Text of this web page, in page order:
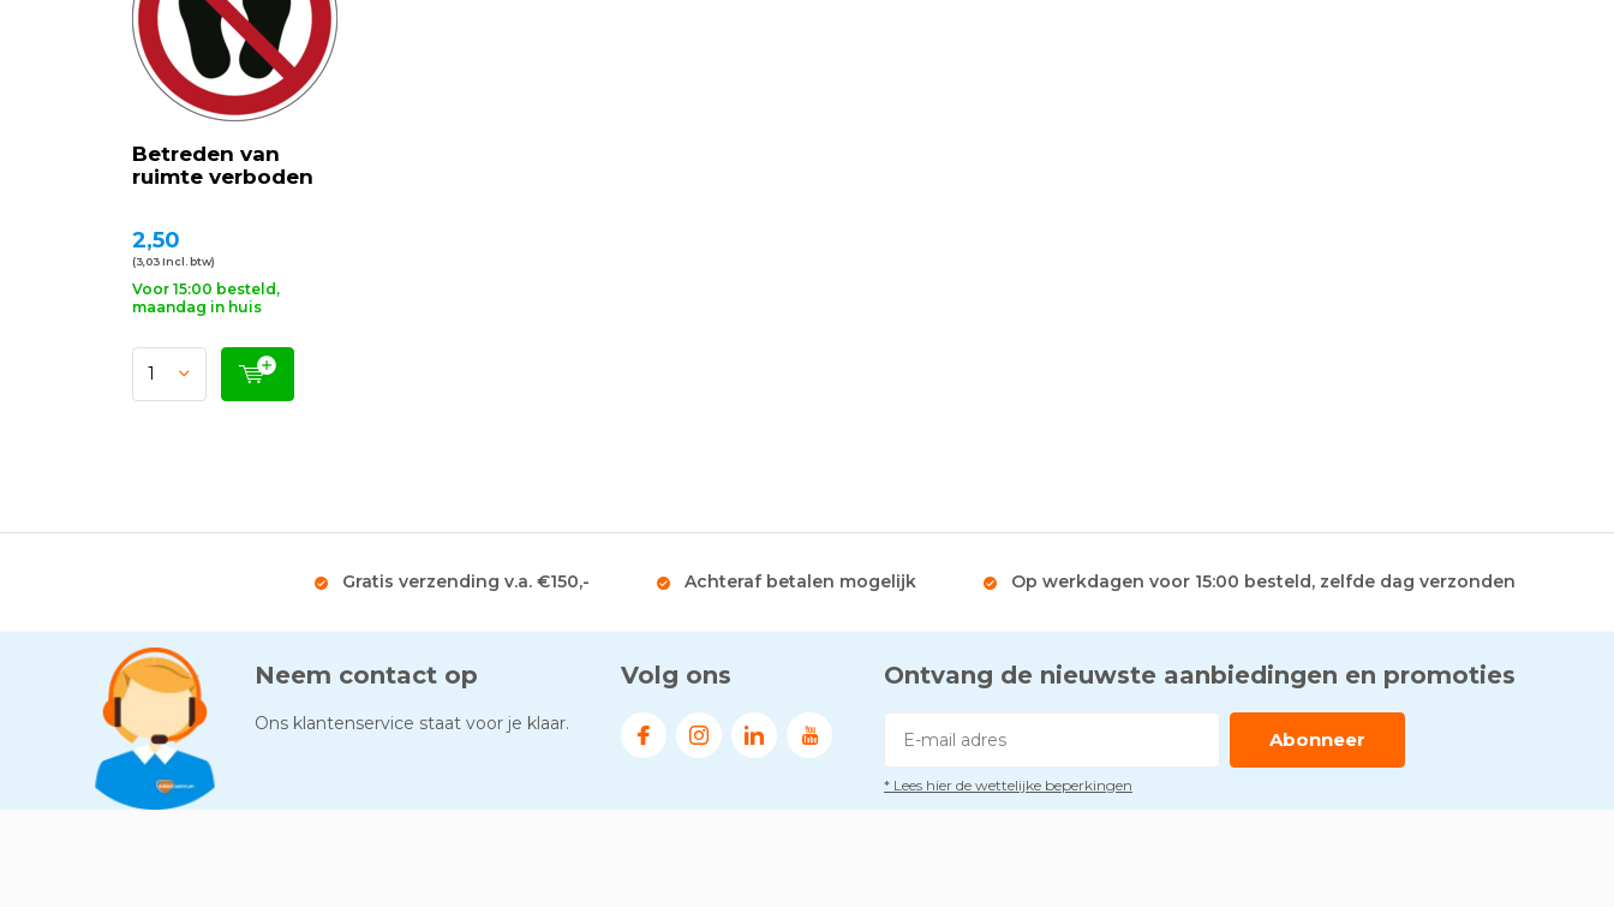
Betreden van
ruimte verboden
2,50
(3,03 Incl. btw)
Voor 15:00 besteld,
maandag in huis
Gratis verzending v.a. €150,- Achteraf betalen mogelijk Op werkdagen voor 15:00 besteld, zelfde dag verzonden
Neem contact op
Ons klantenservice staat voor je klaar.
Volg ons Ontvang de nieuwste aanbiedingen en promoties
Abonneer
* Lees hier de wettelijke beperkingen